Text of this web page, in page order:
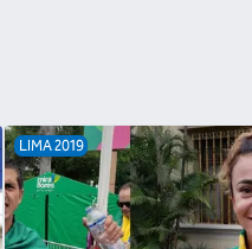
LIMA 2019